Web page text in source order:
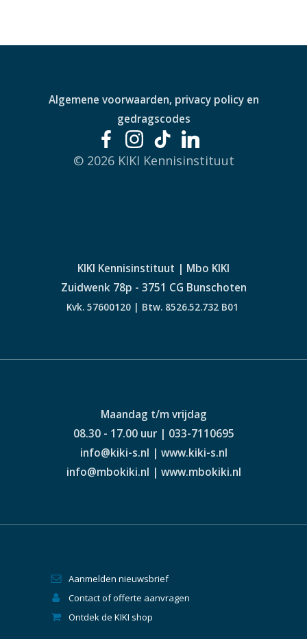
Algemene voorwaarden, privacy policy en
gedragscodes
© 2026 KIKI Kennisinstituut
KIKI Kennisinstituut | Mbo KIKI
Zuidwenk 78p - 3751 CG Bunschoten
Kvk. 57600120 | Btw. 8526.52.732 B01
Maandag t/m vrijdag
08.30 - 17.00 uur | 033-7110695
info@kiki-s.nl | www.kiki-s.nl
info@mbokiki.nl | www.mbokiki.nl
Aanmelden nieuwsbrief
Contact of offerte aanvragen
Ontdek de KIKI shop